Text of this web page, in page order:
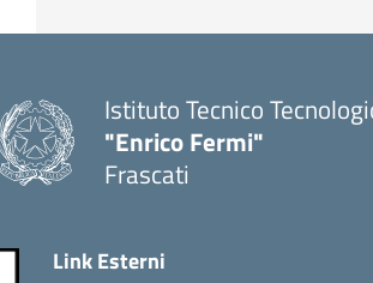
Istituto Tecnico
"Enrico Fermi"
Frascati
Link Esterni